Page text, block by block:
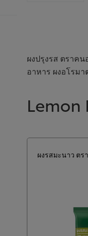
ผงปรุงรส ตราค
อาหาร ผงอโรม
Lemon
ผงรสมะนาว ตร